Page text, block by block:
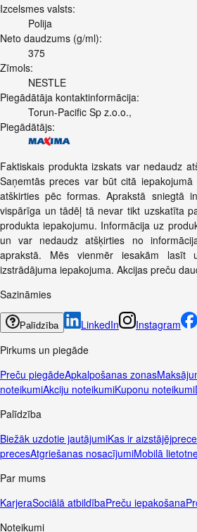
Izcelsmes valsts:
Polija
Neto daudzums (g/ml):
375
Zīmols:
NESTLE
Piegādātāja kontaktinformācija:
Torun-Pacific Sp z.o.o.,
Piegādātājs:
Faktiskais produkta izskats var nedaudz
Saņemtās preces var būt citā
atškirties pēc formas. Aprakstā sniegtā
vispārīga un tādēļ tā nevar tikt uzskatīta
produkta iepakojumu. Informācija uz
un var nedaudz atšķirties no
aprakstā. Mēs vienmēr iesakām lasīt
izstrādājuma iepakojuma. Akcijas preču
Sazināmies
Palīdzība LinkedIn Instagram
Pirkums un piegāde
Preču piegādeApkalpošanas zonas
noteikumiAkciju noteikumiKuponu noteikumi
Palīdzība
Biežāk uzdotie jautājumiKas ir
precesAtgriešanas nosacījumiMobilā
Par mums
KarjeraSociālā atbildībaPreču iepakošana
Noteikumi